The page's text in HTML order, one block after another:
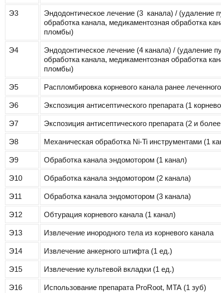
Э3
Эндодонтическое лечение (3 канала) / (удаление
обработка канала, медикаментозная обработка
пломбы)
Э4
Эндодонтическое лечение (4 канала) / (удаление
обработка канала, медикаментозная обработка
пломбы)
Э5 Распломбировка корневого канала ранее
Э6 Экспозиция антисептического препарата (1
Э7 Экспозиция антисептического препарата (2 и
Э8 Механическая обработка Ni-Ti инструментами (1
Э9 Обработка канала эндомотором (1 канал)
Э10 Обработка канала эндомотором (2 канала)
Э11 Обработка канала эндомотором (3 канала)
Э12 Обтурация корневого канала (1 канал)
Э13 Извлечение инородного тела из корневого канала
Э14 Извлечение анкерного штифта (1 ед.)
Э15 Извлечение культевой вкладки (1 ед.)
Э16 Использование препарата ProRoot, MTA (1 зуб)